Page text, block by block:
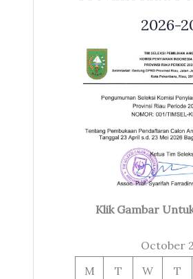
2026-
Klik Gambar
October
M
T W T